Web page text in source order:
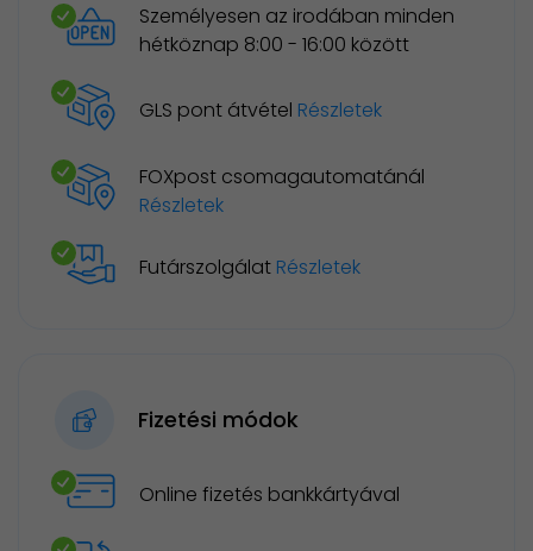
Személyesen az irodában minden
hétköznap 8:00 - 16:00 között
GLS pont átvétel Részletek
FOXpost csomagautomatánál
Részletek
Futárszolgálat Részletek
Fizetési módok
Online fizetés bankkártyával